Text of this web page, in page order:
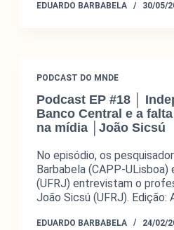
agregador de informações
maneiras de pensar a
econômico da grande imprensa
EDUARDO BARBABELA 30/05/
PODCAST DO MNDE
Podcast EP #18 │
Banco Central e a
na mídia │João Sicsú
No episódio, os
Barbabela (CAPP-ULisboa)
(UFRJ) entrevistam o
João Sicsú (UFRJ). Edição:
EDUARDO BARBABELA 24/02/